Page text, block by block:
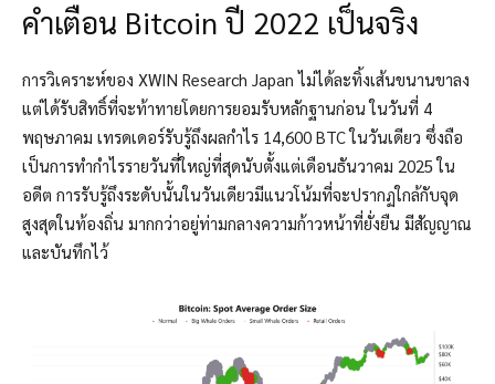
คำเตือน Bitcoin ปี 2022 เป็นจริง
การวิเคราะห์ของ XWIN Research Japan ไม่ได้ละทิ้งเส้นขนานขาลง
แต่ได้รับสิทธิ์ที่จะท้าทายโดยการยอมรับหลักฐานก่อน ในวันที่ 4
พฤษภาคม เทรดเดอร์รับรู้ถึงผลกำไร 14,600 BTC ในวันเดียว ซึ่งถือ
เป็นการทำกำไรรายวันที่ใหญ่ที่สุดนับตั้งแต่เดือนธันวาคม 2025 ใน
อดีต การรับรู้ถึงระดับนั้นในวันเดียวมีแนวโน้มที่จะปรากฏใกล้กับจุด
สูงสุดในท้องถิ่น มากกว่าอยู่ท่ามกลางความก้าวหน้าที่ยั่งยืน มีสัญญาณ
และบันทึกไว้